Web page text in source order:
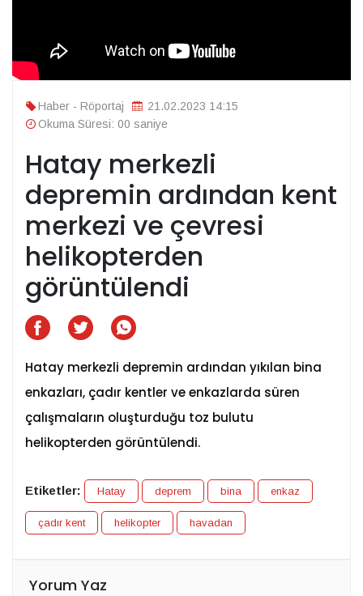
Haber - Röportaj
21.02.2023 14:15
Okuma Süresi: 00 saniye
Hatay merkezli
depremin ardından kent
merkezi ve çevresi
helikopterden
görüntülendi
Hatay merkezli depremin ardından yıkılan bina
enkazları, çadır kentler ve enkazlarda süren
çalışmaların oluşturduğu toz bulutu
helikopterden görüntülendi.
Etiketler: Hatay deprem bina enkaz
çadır kent helikopter havadan
Yorum Yaz